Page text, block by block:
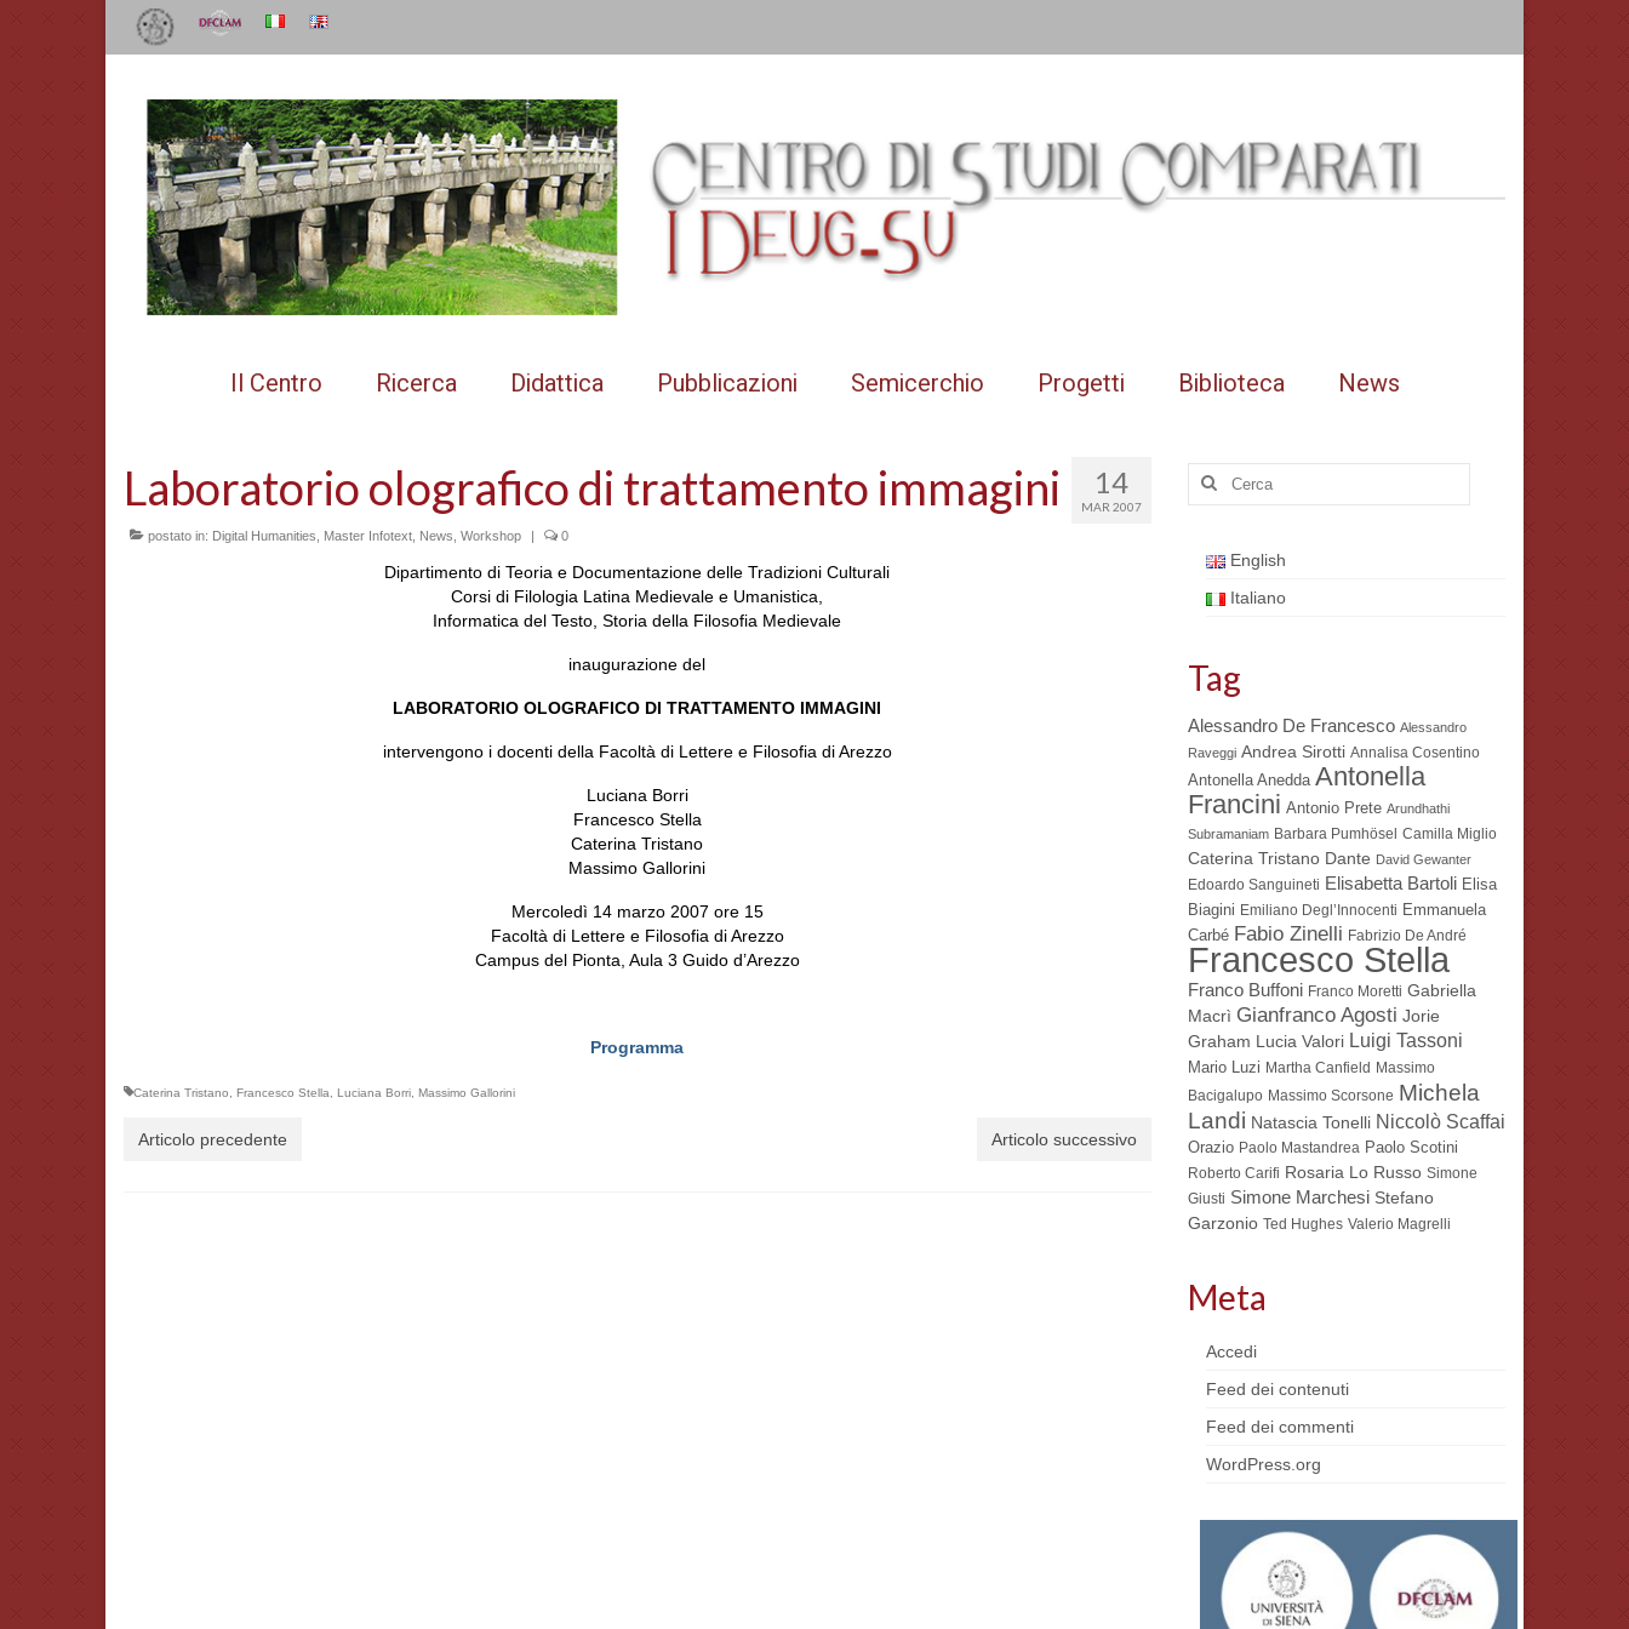
Il Centro Ricerca Didattica Pubblicazioni Semicerchio Progetti Biblioteca News
14
MAR 2007
Laboratorio olografico di trattamento immagini
postato in: Digital Humanities Master Infotext News Workshop | 0
Dipartimento di Teoria e Documentazione delle Tradizioni Culturali
Corsi di Filologia Latina Medievale e Umanistica,
Informatica del Testo, Storia della Filosofia Medievale
inaugurazione del
LABORATORIO OLOGRAFICO DI TRATTAMENTO IMMAGINI
intervengono i docenti della Facoltà di Lettere e Filosofia di Arezzo
Luciana Borri
Francesco Stella
Caterina Tristano
Massimo Gallorini
Mercoledì 14 marzo 2007 ore 15
Facoltà di Lettere e Filosofia di Arezzo
Campus del Pionta, Aula 3 Guido d’Arezzo
Programma
Caterina Tristano Francesco Stella Luciana Borri Massimo Gallorini
Articolo precedente Articolo successivo
Cerca:
English
Italiano
Tag
Alessandro De Francesco Alessandro
Raveggi Andrea Sirotti Annalisa Cosentino
Antonella Anedda Antonella
Francini Antonio Prete Arundhathi
Subramaniam Barbara Pumhösel Camilla Miglio
Caterina Tristano Dante David Gewanter
Edoardo Sanguineti Elisabetta Bartoli Elisa
Biagini Emiliano Degl’Innocenti Emmanuela
Carbé Fabio Zinelli Fabrizio De André
Francesco Stella
Franco Buffoni Franco Moretti Gabriella
Macrì Gianfranco Agosti Jorie
Graham Lucia Valori Luigi Tassoni
Mario Luzi Martha Canfield Massimo
Bacigalupo Massimo Scorsone Michela
Landi Natascia Tonelli Niccolò Scaffai
Orazio Paolo Mastandrea Paolo Scotini
Roberto Carifi Rosaria Lo Russo Simone
Giusti Simone Marchesi Stefano
Garzonio Ted Hughes Valerio Magrelli
Meta
Accedi
Feed dei contenuti
Feed dei commenti
WordPress.org